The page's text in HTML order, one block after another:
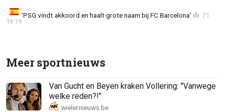
'PSG vindt akkoord en haalt grote naam bij FC Barcelona'
19:19
71
Meer sportnieuws
Van Gucht en Beyen kraken Vollering: "Vanwege
welke reden?!"